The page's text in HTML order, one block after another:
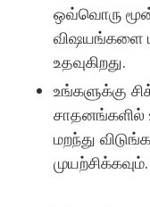
ஒவ்வொரு
விஷயங்களை
உதவுகிறது.
உங்களுக்கு
மறந்து
முயற்சிக்கவும்.